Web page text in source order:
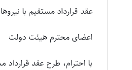
عقد قرارداد مستقيم با نيروهاي قراردادي و
اعضای محترم هیئت دولت